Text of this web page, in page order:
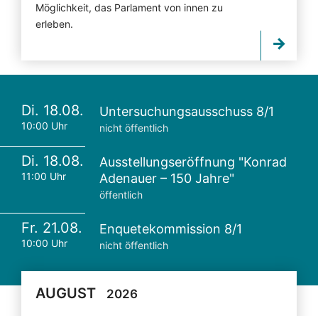
Möglichkeit, das Parlament von innen zu
erleben.
Di. 18.08.
10:00 Uhr
Untersuchungsausschuss 8/1
nicht öffentlich
Di. 18.08.
11:00 Uhr
Ausstellungseröffnung "Konrad
Adenauer – 150 Jahre"
öffentlich
Fr. 21.08.
10:00 Uhr
Enquetekommission 8/1
nicht öffentlich
AUGUST 2026